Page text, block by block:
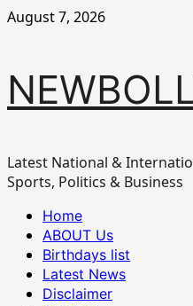
Skip
August 7, 2026
Latest National &
Sports, Politics & Business
Primary
Menu
Home
ABOUT Us
Birthdays list
Latest News
Disclaimer